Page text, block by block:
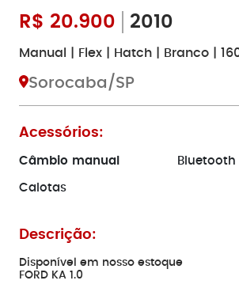
R$ 20.900 2010
Manual | Flex | Hatch | Branco |
Sorocaba/SP
Acessórios:
Câmbio manual Bluetooth
Calotas
Descrição:
Disponível em nosso estoque
FORD KA 1.0